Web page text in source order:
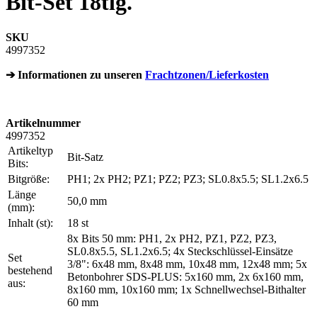
SKU
4997352
➔ Informationen zu unseren Frachtzonen/Lieferkosten
Artikelnummer
4997352
Artikeltyp
Bits:
Bit-Satz
Bitgröße:
PH1; 2x PH2; PZ1; PZ2; PZ3; SL0.8x5.5; SL1.2x6.5
Länge
(mm):
50,0 mm
Inhalt (st):
18 st
Set
bestehend
aus:
8x Bits 50 mm: PH1, 2x PH2, PZ1, PZ2, PZ3,
SL0.8x5.5, SL1.2x6.5; 4x Steckschlüssel-Einsätze
3/8": 6x48 mm, 8x48 mm, 10x48 mm, 12x48 mm; 5x
Betonbohrer SDS-PLUS: 5x160 mm, 2x 6x160 mm,
8x160 mm, 10x160 mm; 1x Schnellwechsel-Bithalter
60 mm